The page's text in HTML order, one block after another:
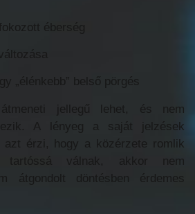
éberség
„élénkebb” belső pörgés
jellegű lehet, és nem
A lényeg a saját jelzések
azt érzi, hogy a közérzete romlik
válnak, akkor nem
átgondolt döntésben érdemes